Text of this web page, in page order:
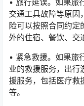
交通工具故障等原因
险可以按照合同约定
外的住宿、餐饮、交
• 紧急救援。如果旅
业的救援服务，出行
援服务，包括医疗救
等。